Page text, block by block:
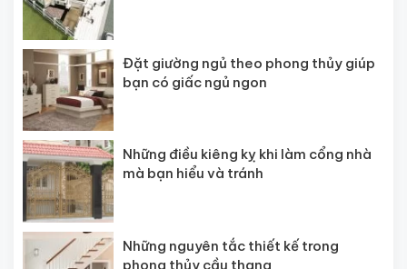
Đặt giường ngủ theo phong thủy giúp
bạn có giấc ngủ ngon
Những điều kiêng kỵ khi làm cổng nhà
mà bạn hiểu và tránh
Những nguyên tắc thiết kế trong
phong thủy cầu thang